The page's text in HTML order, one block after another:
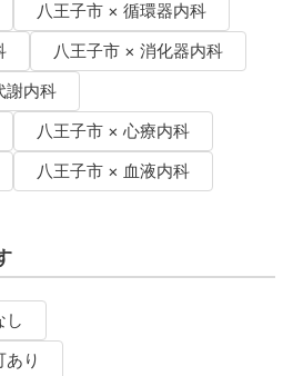
八王子市 × 循環器内科
八王子市 × 消化器内科
謝内科
八王子市 × 心療内科
八王子市 × 血液内科
し
あり